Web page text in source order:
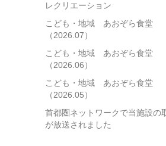
レクリエーション
こども・地域 あおぞら食堂
（2026.07）
こども・地域 あおぞら食堂
（2026.06）
こども・地域 あおぞら食堂
（2026.05）
首都圏ネットワークで当施設の
が放送されました